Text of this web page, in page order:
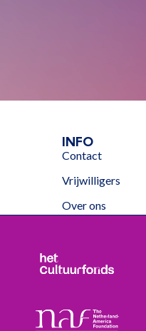
INFO
Contact
Vrijwilligers
Over ons